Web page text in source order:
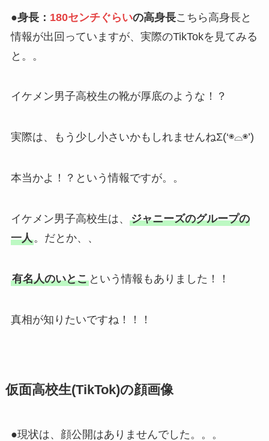
●身長： 180センチぐらいの高身長こちら高身長と
情報が出回っていますが、実際のTikTokを見てみる
と。。
イケメン男子高校生の靴が厚底のような！？
実際は、もう少し小さいかもしれませんねΣ(‘◉⌓◉’)
本当かよ！？という情報ですが。。
イケメン男子高校生は、 ジャニーズのグループの
一人。だとか、、
有名人のいとこという情報もありました！！
真相が知りたいですね！！！
仮面高校生(TikTok)の顔画像
●現状は、顔公開はありませんでした。。。